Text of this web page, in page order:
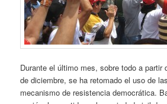
Durante el último mes, sobre todo a partir
de diciembre, se ha retomado el uso de
mecanismo de resistencia democrática.